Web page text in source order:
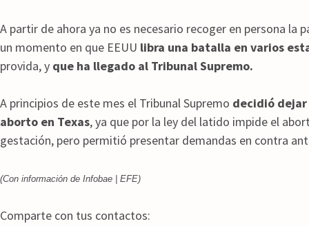
A partir de ahora ya no es necesario recoger en persona la
un momento en que EEUU libra una batalla en varios
provida, y que ha llegado al Tribunal Supremo.
A principios de este mes el Tribunal Supremo decidió
aborto en Texas, ya que por la ley del latido impide el
gestación, pero permitió presentar demandas en contra
(Con información de Infobae | EFE)
Comparte con tus contactos: